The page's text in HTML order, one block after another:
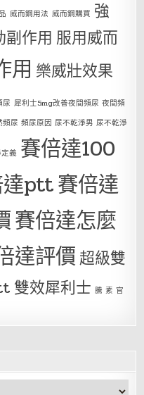
威而鋼用法 威而鋼購買 強
副作用 服用威而
用 樂威壯效果
尿 犀利士5mg改善夜間頻尿 夜間頻
尿 頻尿原因 尿不乾淨男 尿不乾淨
義 賽倍達100
達ptt賽倍達
賽倍達怎麼
達評價超級雙
雙效犀利士 騰 素 官